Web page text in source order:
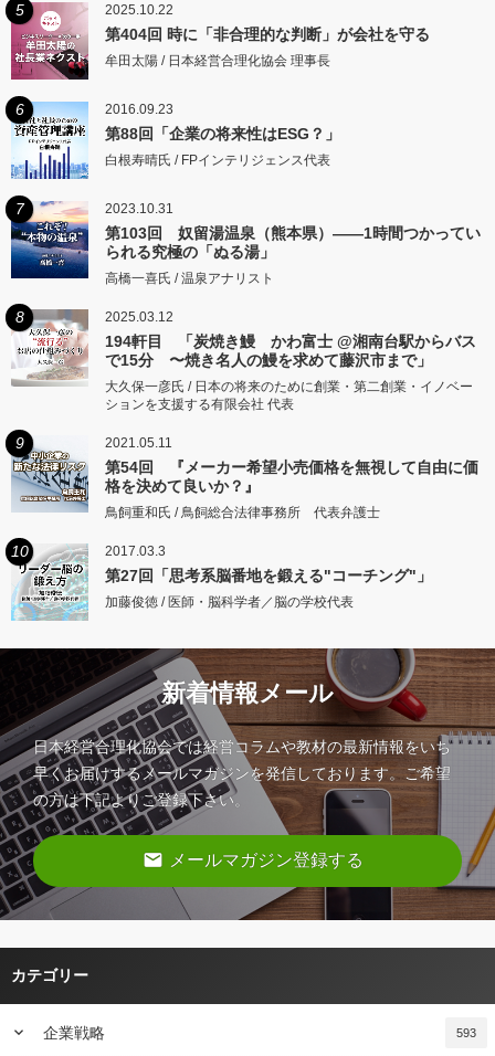
5 2025.10.22
第404回 時に「非合理的な判断」が会社を守る
牟田太陽 / 日本経営合理化協会 理事長
6 2016.09.23
第88回「企業の将来性はESG？」
白根寿晴氏 / FPインテリジェンス代表
7 2023.10.31
第103回 奴留湯温泉（熊本県）――1時間つかってい
られる究極の「ぬる湯」
高橋一喜氏 / 温泉アナリスト
8 2025.03.12
194軒目 「炭焼き鰻 かわ富士 @湘南台駅からバス
で15分 〜焼き名人の鰻を求めて藤沢市まで」
大久保一彦氏 / 日本の将来のために創業・第二創業・イノベー
ションを支援する有限会社 代表
9 2021.05.11
第54回 『メーカー希望小売価格を無視して自由に価
格を決めて良いか？』
鳥飼重和氏 / 鳥飼総合法律事務所 代表弁護士
10 2017.03.3
第27回「思考系脳番地を鍛える"コーチング"」
加藤俊徳 / 医師・脳科学者／脳の学校代表
新着情報メール
日本経営合理化協会では経営コラムや教材の最新情報をいち
早くお届けするメールマガジンを発信しております。ご希望
の方は下記よりご登録下さい。
email メールマガジン登録する
カテゴリー
keyboard_arrow_down 企業戦略 593